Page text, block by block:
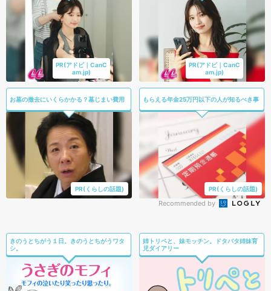
PR(アドビ｜CanC
am.jp)
PR(アドビ｜CanC
am.jp)
お墓の撤去にいくらかかる？墓じまい費用
PR(くらしの話題)
もらえる年金25万円以下の人が知るべき事
PR(くらしの話題)
Recommended by
きのうとちがう１日。きのうとちがうワタ
シ。
姉トリペと、妹モッチン。ドタバタ姉妹育
児ダイアリー